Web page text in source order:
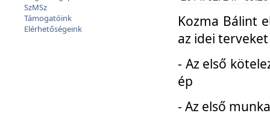
SzMSz
Támogatóink
Elérhetőségeink
Kozma Bálint
az idei
- Az első
ép
- Az első